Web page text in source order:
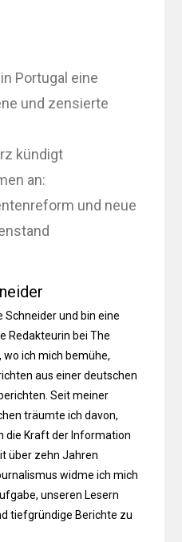
Portugal eine
und zensierte
kündigt
an:
und neue
Schneider und bin eine
Redakteurin bei The
wo ich mich bemühe,
aus einer deutschen
Seit meiner
träumte ich davon,
die Kraft der Information
über zehn Jahren
widme ich mich
unseren Lesern
tiefgründige Berichte zu